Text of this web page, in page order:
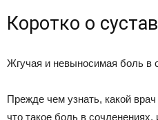
Коротко о
Жгучая и невыносимая боль в
Прежде чем узнать, какой
что такое боль в